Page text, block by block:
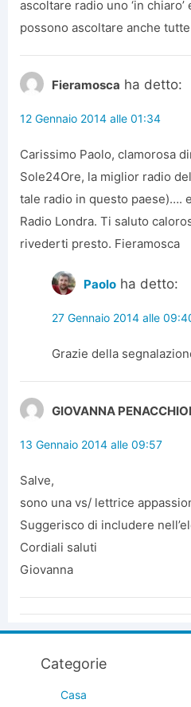
ascoltare radio uno ‘in
possono ascoltare anche
Fieramosca ha detto:
12 Gennaio 2014 alle 01:34
Carissimo Paolo, clamorosa
Sole24Ore, la miglior radio
tale radio in questo paese)….
Radio Londra. Ti saluto
rivederti presto. Fieramosca
Paolo ha detto:
27 Gennaio 2014 alle
Grazie della
GIOVANNA
13 Gennaio 2014 alle 09:57
Salve,
sono una vs/ lettrice
Suggerisco di includere
Cordiali saluti
Giovanna
Categorie
Casa